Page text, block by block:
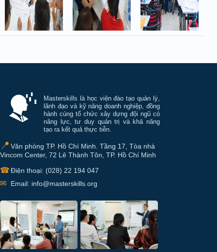
Thông tin và điều hướng cuối trang
Masterskills là học viện đào tạo quản lý,
lãnh đạo và kỹ năng doanh nghiệp, đồng
hành cùng tổ chức xây dựng đội ngũ có
năng lực, tư duy quản trị và khả năng
tạo ra kết quả thực tiễn.
📍 Văn phòng TP. Hồ Chí Minh. Tầng 17, Tòa nhà
Vincom Center, 72 Lê Thành Tôn, TP. Hồ Chí Minh
☎Điện thoại: (028) 22 194 047
✉ Email: info@masterskills.org